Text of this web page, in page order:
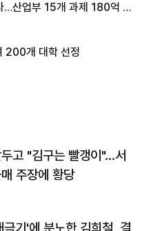
…산업부 15개 과제 180억 지
200개 대학 선정
고 "김구는 빨갱이"…서
주장에 황당